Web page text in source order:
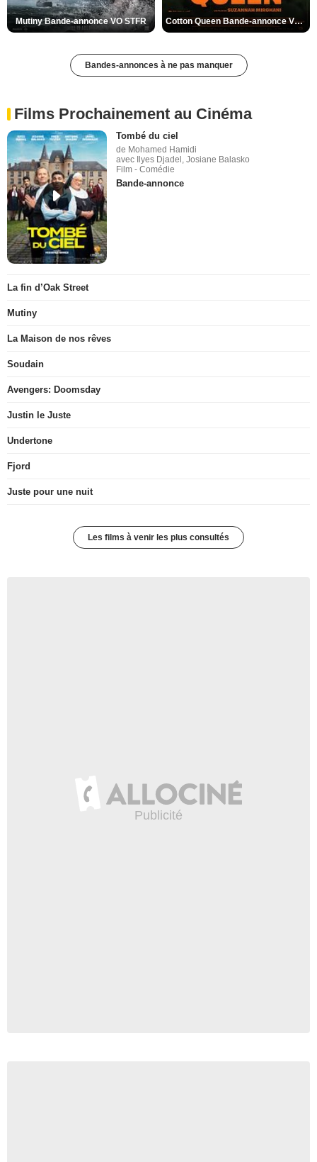
Mutiny Bande-annonce VO STFR Cotton Queen Bande-annonce VO STFR
Bandes-annonces à ne pas manquer
Films Prochainement au Cinéma
Tombé du ciel
de Mohamed Hamidi
avec Ilyes Djadel, Josiane Balasko
Film - Comédie
Bande-annonce
La fin d’Oak Street
Mutiny
La Maison de nos rêves
Soudain
Avengers: Doomsday
Justin le Juste
Undertone
Fjord
Juste pour une nuit
Les films à venir les plus consultés